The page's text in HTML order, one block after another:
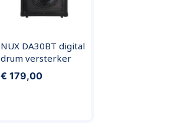
NUX DA30BT digital
drum versterker
€ 179,00